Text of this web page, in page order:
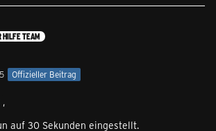
HILFE TEAM
Offizieller Beitrag
,
auf 30 Sekunden eingestellt.